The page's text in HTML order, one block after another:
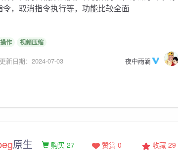
，取消指令执行等，功能比较全面
作 视频压缩
更新日期：2024-07-03 夜中雨滴
原生 收藏 29
赞赏 0
购买 27